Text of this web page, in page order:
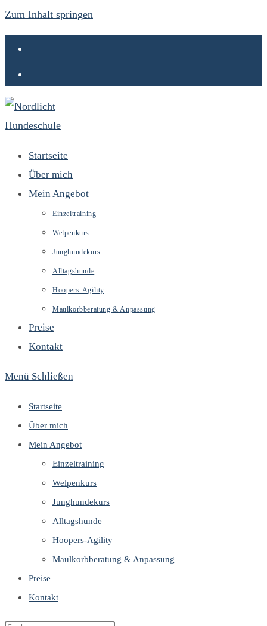
Zum Inhalt springen
Startseite
Über mich
Mein Angebot
Einzeltraining
Welpenkurs
Junghundekurs
Alltagshunde
Hoopers-Agility
Maulkorbberatung & Anpassung
Preise
Kontakt
Menü Schließen
Startseite
Über mich
Mein Angebot
Einzeltraining
Welpenkurs
Junghundekurs
Alltagshunde
Hoopers-Agility
Maulkorbberatung & Anpassung
Preise
Kontakt